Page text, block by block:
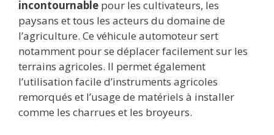
incontournable pour les cultivateurs, les
paysans et tous les acteurs du domaine de
l’agriculture. Ce véhicule automoteur sert
notamment pour se déplacer facilement sur les
terrains agricoles. Il permet également
l’utilisation facile d’instruments agricoles
remorqués et l’usage de matériels à installer
comme les charrues et les broyeurs.